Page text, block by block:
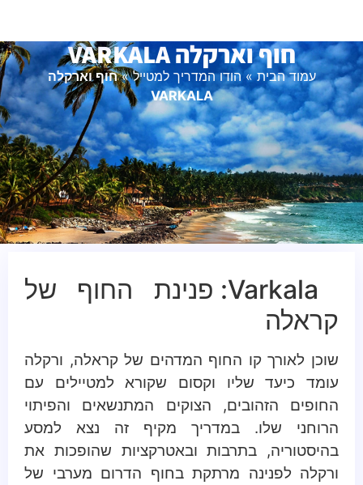
חוף וארקלה VARKALA
עמוד הבית» הודו המדריך למטייל»חוף וארקלה
VARKALA
Varkala: פנינת החוף של
קראלה
שוכן לאורך קו החוף המדהים של קראלה, ורקלה
עומד כיעד שליו וקסום שקורא למטיילים עם
החופים הזהובים, הצוקים המתנשאים והפיתוי
הרוחני שלו. במדריך מקיף זה נצא למסע
בהיסטוריה, בתרבות ובאטרקציות שהופכות את
ורקלה לפנינה מרתקת בחוף הדרום מערבי של